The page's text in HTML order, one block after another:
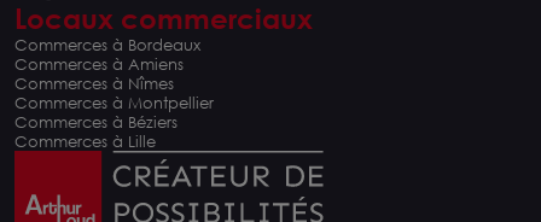
Locaux commerciaux
Commerces à Bordeaux
Commerces à Amiens
Commerces à Nîmes
Commerces à Montpellier
Commerces à Béziers
Commerces à Lille